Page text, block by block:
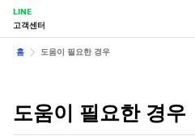
LINE
고객센터
홈 도움이 필요한 경우
도움이 필요한 경우